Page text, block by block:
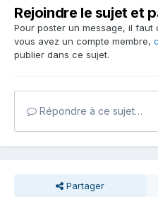
Rejoindre le sujet et
Pour poster un message, il faut
vous avez un compte membre,
publier dans ce sujet.
Répondre à ce sujet…
Partager